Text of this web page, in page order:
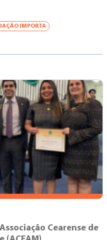
IMPORTA
Cearense de